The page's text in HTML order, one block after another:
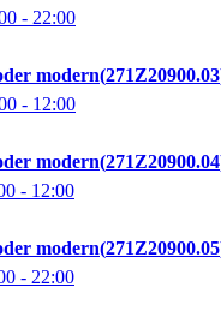
- 22:00
modern 271Z20900.03
- 12:00
modern 271Z20900.04
- 12:00
modern 271Z20900.05
- 22:00